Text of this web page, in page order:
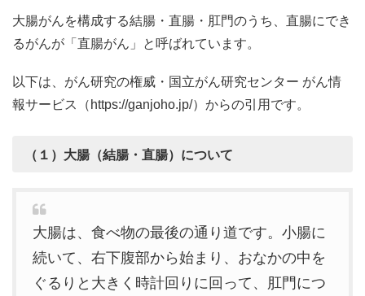
大腸がんを構成する結腸・直腸・肛門のうち、直腸にでき
るがんが「直腸がん」と呼ばれています。
以下は、がん研究の権威・国立がん研究センター がん情
報サービス（https://ganjoho.jp/）からの引用です。
（１）大腸（結腸・直腸）について
大腸は、食べ物の最後の通り道です。小腸に
続いて、右下腹部から始まり、おなかの中を
ぐるりと大きく時計回りに回って、肛門につ